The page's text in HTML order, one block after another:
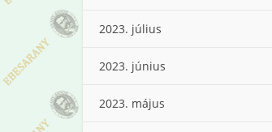
2023. július
2023. június
2023. május